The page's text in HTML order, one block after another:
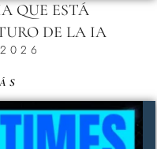
QUE ESTÁ
DE LA IA